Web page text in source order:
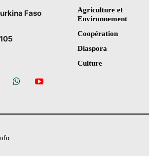
Faso
Agriculture et
Environnement
Coopération
Diaspora
Culture